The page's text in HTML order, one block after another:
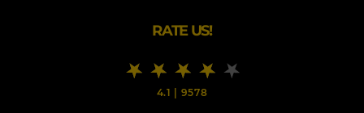
RATE US!
4.1 | 9578